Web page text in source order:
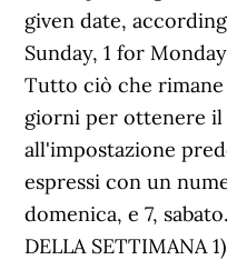
given date,
Sunday, 1 for
Tutto ciò che
giorni per ottenere il
all'impostazione
espressi con un
domenica, e 7,
DELLA SETTIMANA